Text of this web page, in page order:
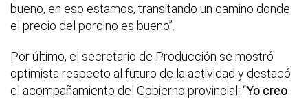
bueno, en eso estamos, transitando un camino donde
el precio del porcino es bueno”.
Por último, el secretario de Producción se mostró
optimista respecto al futuro de la actividad y destacó
el acompañamiento del Gobierno provincial: “Yo creo